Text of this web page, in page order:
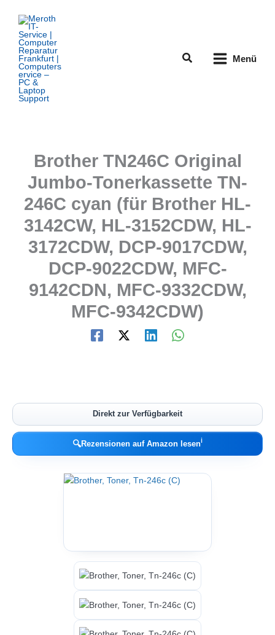
Inhalt
springen
Suchen Menü
Brother TN246C Original
Jumbo-Tonerkassette TN-
246C cyan (für Brother HL-
3142CW, HL-3152CDW, HL-
3172CDW, DCP-9017CDW,
DCP-9022CDW, MFC-
9142CDN, MFC-9332CDW,
MFC-9342CDW)
Direkt zur Verfügbarkeit
🔍Rezensionen auf Amazon lesenℹ︎